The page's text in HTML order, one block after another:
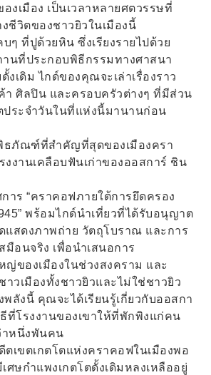
งเมือง เป็นเวลาหลายศตวรรษที่
ชีวิตของชาวยิวในเมืองนี้
ๆ ที่ปูด้วยหิน ซึ่งเรียงรายไปด้วย
านที่ประกอบพิธีกรรมทางศาสนา
งเดิม ไกด์ของคุณจะเล่าเรื่องราว
า ศิลปิน และครอบครัวต่างๆ ที่มีส่วน
ประจำวันในที่แห่งนี้มานานก่อน
ธภัณฑ์ที่สำคัญที่สุดของเมืองครา
งงานเคลือบฟันเก่าของออสการ์ ชิน
าร “คราคอฟภายใต้การยึดครอง
พร้อมไกด์นำเที่ยวที่ได้รับอนุญาต
สดงภาพถ่าย วัตถุโบราณ และการ
มือนจริง เพื่อนำเสนอการ
ญ่ของเมืองในช่วงสงคราม และ
วเมืองทั้งชาวยิวและไม่ใช่ชาวยิว
พลังนี้ คุณจะได้เรียนรู้เกี่ยวกับออสกา
ที่โรงงานของเขาให้ที่พักพิงแก่คน
าหนึ่งพันคน
ตเขตเกตโตแห่งคราคอฟในเมืองพอ
ศษกำแพงเกตโตดั้งเดิมหลงเหลืออยู่